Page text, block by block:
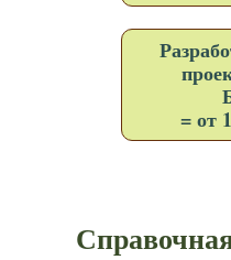
= от